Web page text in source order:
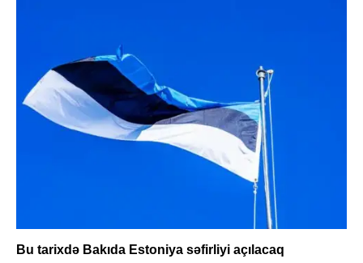
Bu tarixdə Bakıda Estoniya səfirliyi açılacaq